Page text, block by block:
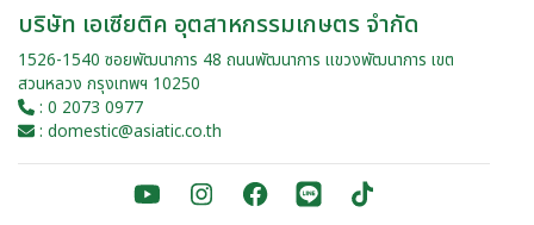
บริษัท เอเซียติค อุตสาหกรรมเกษตร จำกัด
1526-1540 ซอยพัฒนาการ 48 ถนนพัฒนาการ แขวงพัฒนาการ เขต
สวนหลวง กรุงเทพฯ 10250
: 0 2073 0977
: domestic@asiatic.co.th